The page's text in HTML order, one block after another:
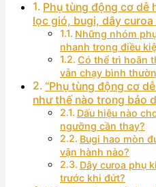
Phụ tùng động cơ dễ
lọc gió, bugi, dây curoa
Những nhóm
nhanh trong điều
Có thể trì hoãn
vẫn chạy bình
“Phụ tùng động cơ
như thế nào trong bảo
Dấu hiệu nào
ngưỡng cần thay?
Bugi hao mòn
vận hành nào?
Dây curoa phụ
trước khi đứt?